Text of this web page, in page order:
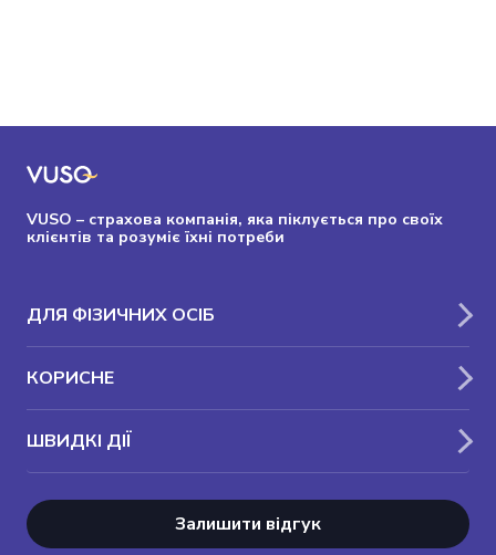
VUSO – страхова компанія, яка піклується про своїх
клієнтів та розуміє їхні потреби
ДЛЯ ФІЗИЧНИХ ОСІБ
КОРИСНЕ
ШВИДКІ ДІЇ
Залишити відгук